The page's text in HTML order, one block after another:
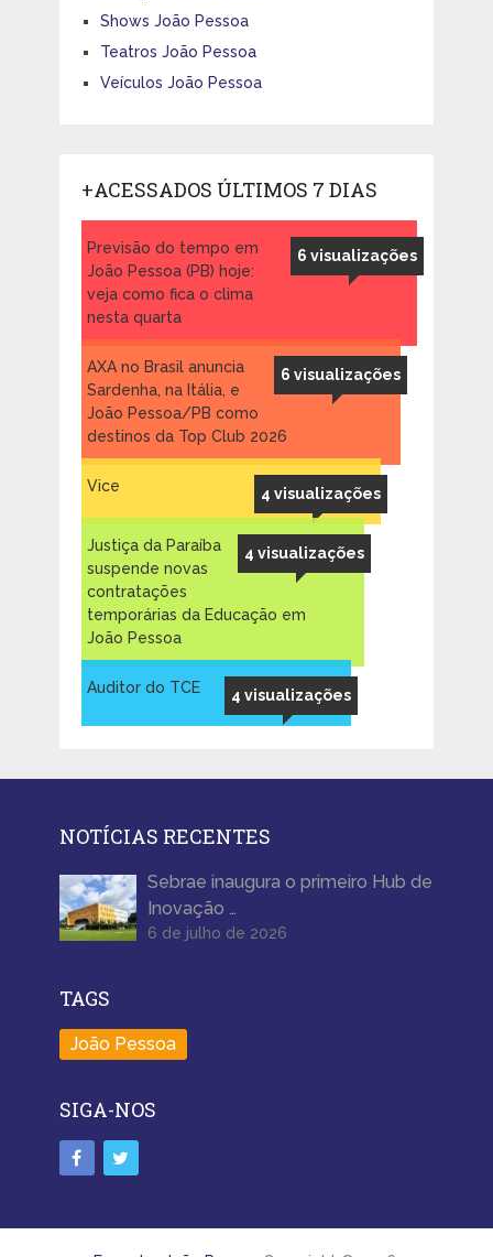
Shows João Pessoa
Teatros João Pessoa
Veículos João Pessoa
+ACESSADOS ÚLTIMOS 7 DIAS
6 visualizações
Previsão do tempo em
João Pessoa (PB) hoje:
veja como fica o clima
nesta quarta
6 visualizações
AXA no Brasil anuncia
Sardenha, na Itália, e
João Pessoa/PB como
destinos da Top Club 2026
4 visualizações
Vice
4 visualizações
Justiça da Paraíba
suspende novas
contratações
temporárias da Educação em
João Pessoa
4 visualizações
Auditor do TCE
NOTÍCIAS RECENTES
Sebrae inaugura o primeiro Hub de
Inovação …
6 de julho de 2026
TAGS
João Pessoa
SIGA-NOS